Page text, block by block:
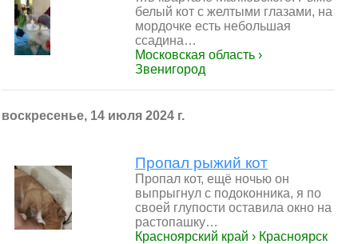
белый кот с желтыми глазами, на
мордочке есть небольшая
ссадина…
Московская область ›
Звенигород
воскресенье, 14 июля 2024 г.
Пропал рыжий кот
Пропал кот, ещё ночью он
выпрыгнул с подоконника, я по
своей глупости оставила окно на
растопашку…
Красноярский край › Красноярск